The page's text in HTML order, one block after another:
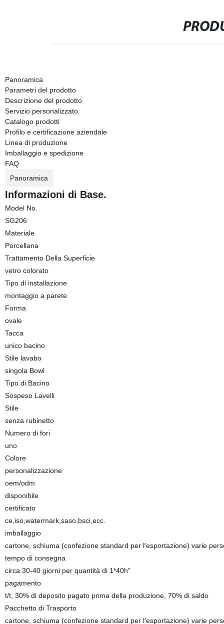
Panoramica
Parametri del prodotto
Descrizione del prodotto
Servizio personalizzato
Catalogo prodotti
Profilo e certificazione aziendale
Linea di produzione
Imballaggio e spedizione
FAQ
Panoramica
Informazioni di Base.
Model No.
SG206
Materiale
Porcellana
Trattamento Della Superficie
vetro colorato
Tipo di installazione
montaggio a parete
Forma
ovale
Tacca
unico bacino
Stile lavabo
singola Bowl
Tipo di Bacino
Sospeso Lavelli
Stile
senza rubinetto
Numero di fori
uno
Colore
personalizzazione
oem/odm
disponibile
certificato
ce,iso,watermark,saso,bsci,ecc.
imballaggio
cartone, schiuma (confezione standard per l′esportazione) varie
tempo di consegna
circa 30-40 giorni per quantità di 1*40h"
pagamento
t/t, 30% di deposito pagato prima della produzione, 70% di saldo
Pacchetto di Trasporto
cartone, schiuma (confezione standard per l′esportazione) varie